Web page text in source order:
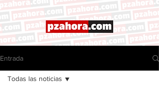
Entrada
Todas las noticias